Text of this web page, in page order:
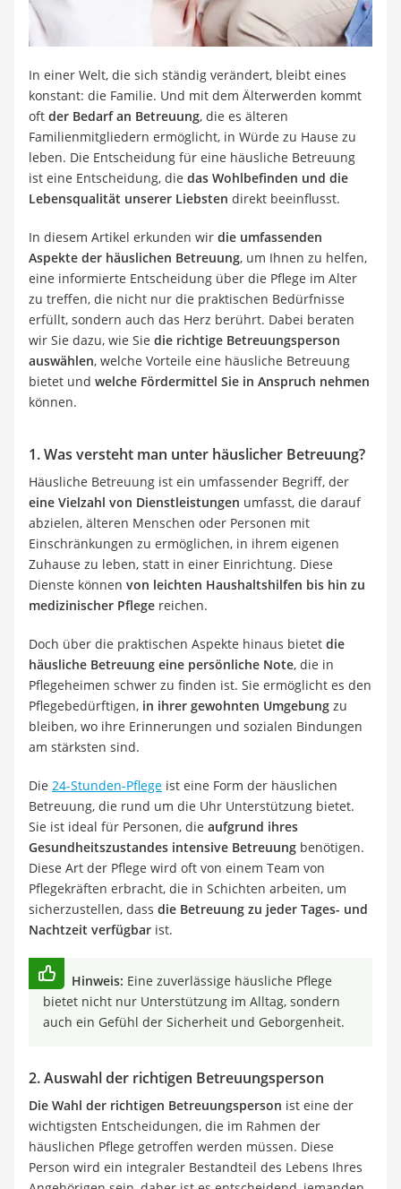
Strom und Gas (Kombitarif)
Elektronische Schließanlage
Immobilienportal
Ticketportale
Kündigungsservice
Service
In einer Welt, die sich ständig verändert, bleibt eines
konstant: die Familie. Und mit dem Älterwerden kommt
oft der Bedarf an Betreuung, die es älteren
Familienmitgliedern ermöglicht, in Würde zu Hause zu
leben. Die Entscheidung für eine häusliche Betreuung
ist eine Entscheidung, die das Wohlbefinden und die
Lebensqualität unserer Liebsten direkt beeinflusst.
In diesem Artikel erkunden wir die umfassenden
Aspekte der häuslichen Betreuung, um Ihnen zu helfen,
eine informierte Entscheidung über die Pflege im Alter
zu treffen, die nicht nur die praktischen Bedürfnisse
erfüllt, sondern auch das Herz berührt. Dabei beraten
wir Sie dazu, wie Sie die richtige Betreuungsperson
auswählen, welche Vorteile eine häusliche Betreuung
bietet und welche Fördermittel Sie in Anspruch nehmen
können.
1. Was versteht man unter häuslicher Betreuung?
Häusliche Betreuung ist ein umfassender Begriff, der
eine Vielzahl von Dienstleistungen umfasst, die darauf
abzielen, älteren Menschen oder Personen mit
Einschränkungen zu ermöglichen, in ihrem eigenen
Zuhause zu leben, statt in einer Einrichtung. Diese
Dienste können von leichten Haushaltshilfen bis hin zu
medizinischer Pflege reichen.
Doch über die praktischen Aspekte hinaus bietet die
häusliche Betreuung eine persönliche Note, die in
Pflegeheimen schwer zu finden ist. Sie ermöglicht es den
Pflegebedürftigen, in ihrer gewohnten Umgebung zu
bleiben, wo ihre Erinnerungen und sozialen Bindungen
am stärksten sind.
Die 24-Stunden-Pflege ist eine Form der häuslichen
Betreuung, die rund um die Uhr Unterstützung bietet.
Sie ist ideal für Personen, die aufgrund ihres
Gesundheitszustandes intensive Betreuung benötigen.
Diese Art der Pflege wird oft von einem Team von
Pflegekräften erbracht, die in Schichten arbeiten, um
sicherzustellen, dass die Betreuung zu jeder Tages- und
Nachtzeit verfügbar ist.
Hinweis: Eine zuverlässige häusliche Pflege
bietet nicht nur Unterstützung im Alltag, sondern
auch ein Gefühl der Sicherheit und Geborgenheit.
2. Auswahl der richtigen Betreuungsperson
Die Wahl der richtigen Betreuungsperson ist eine der
wichtigsten Entscheidungen, die im Rahmen der
häuslichen Pflege getroffen werden müssen. Diese
Person wird ein integraler Bestandteil des Lebens Ihres